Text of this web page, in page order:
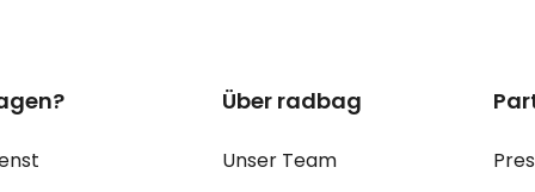
Über radbag
Unser Team